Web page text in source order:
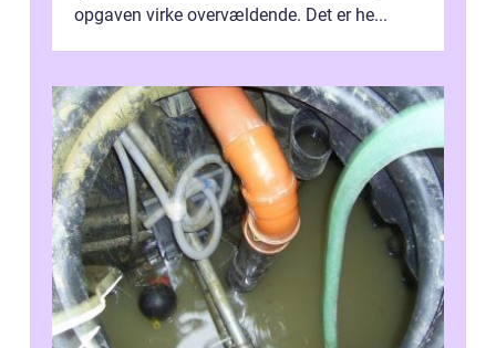
opgaven virke overvældende. Det er he...